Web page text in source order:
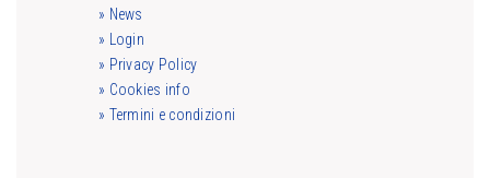
» News
» Login
» Privacy Policy
» Cookies info
» Termini e condizioni